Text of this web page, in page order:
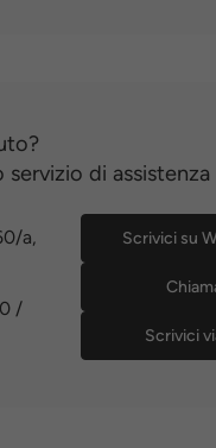
di assistenza
a,
/
Scrivici su
Scrivici